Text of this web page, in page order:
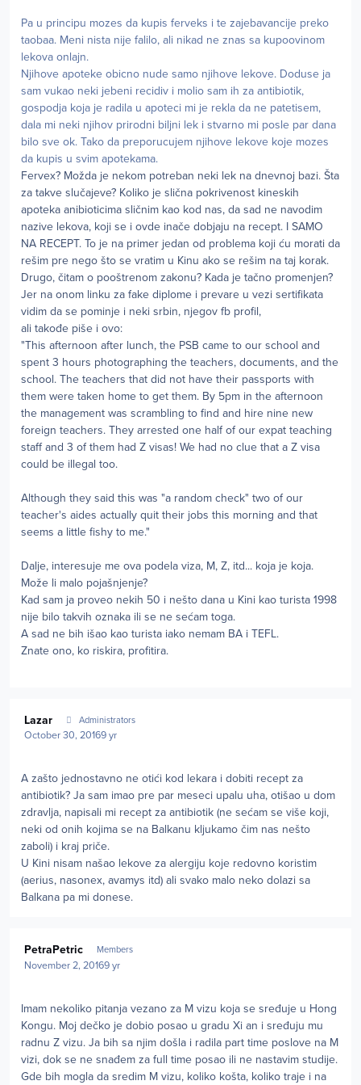
Pa u principu mozes da kupis ferveks i te zajebavancije preko
taobaa. Meni nista nije falilo, ali nikad ne znas sa kupoovinom
lekova onlajn.
Njihove apoteke obicno nude samo njihove lekove. Doduse ja
sam vukao neki jebeni recidiv i molio sam ih za antibiotik,
gospodja koja je radila u apoteci mi je rekla da ne patetisem,
dala mi neki njihov prirodni biljni lek i stvarno mi posle par dana
bilo sve ok. Tako da preporucujem njihove lekove koje mozes
da kupis u svim apotekama.
Fervex? Možda je nekom potreban neki lek na dnevnoj bazi. Šta
za takve slučajeve? Koliko je slična pokrivenost kineskih
apoteka anibioticima sličnim kao kod nas, da sad ne navodim
nazive lekova, koji se i ovde inače dobjaju na recept. I SAMO
NA RECEPT. To je na primer jedan od problema koji ću morati da
rešim pre nego što se vratim u Kinu ako se rešim na taj korak.
Drugo, čitam o pooštrenom zakonu? Kada je tačno promenjen?
Jer na onom linku za fake diplome i prevare u vezi sertifikata
vidim da se pominje i neki srbin, njegov fb profil,
ali takođe piše i ovo:
"This afternoon after lunch, the PSB came to our school and
spent 3 hours photographing the teachers, documents, and the
school. The teachers that did not have their passports with
them were taken home to get them. By 5pm in the afternoon
the management was scrambling to find and hire nine new
foreign teachers. They arrested one half of our expat teaching
staff and 3 of them had Z visas! We had no clue that a Z visa
could be illegal too.
Although they said this was "a random check" two of our
teacher's aides actually quit their jobs this morning and that
seems a little fishy to me."
Dalje, interesuje me ova podela viza, M, Z, itd... koja je koja.
Može li malo pojašnjenje?
Kad sam ja proveo nekih 50 i nešto dana u Kini kao turista 1998
nije bilo takvih oznaka ili se ne sećam toga.
A sad ne bih išao kao turista iako nemam BA i TEFL.
Znate ono, ko riskira, profitira.
Lazar Administrators
October 30, 20169 yr
A zašto jednostavno ne otići kod lekara i dobiti recept za
antibiotik? Ja sam imao pre par meseci upalu uha, otišao u dom
zdravlja, napisali mi recept za antibiotik (ne sećam se više koji,
neki od onih kojima se na Balkanu kljukamo čim nas nešto
zaboli) i kraj priče.
U Kini nisam našao lekove za alergiju koje redovno koristim
(aerius, nasonex, avamys itd) ali svako malo neko dolazi sa
Balkana pa mi donese.
PetraPetric Members
November 2, 20169 yr
Imam nekoliko pitanja vezano za M vizu koja se sređuje u Hong
Kongu. Moj dečko je dobio posao u gradu Xi an i sređuju mu
radnu Z vizu. Ja bih sa njim došla i radila part time poslove na M
vizi, dok se ne snađem za full time posao ili ne nastavim studije.
Gde bih mogla da sredim M vizu, koliko košta, koliko traje i na